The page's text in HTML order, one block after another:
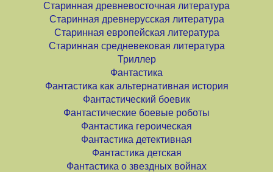
Старинная древневосточная литература
Старинная древнерусская литература
Старинная европейская литература
Старинная средневековая литература
Триллер
Фантастика
Фантастика как альтернативная история
Фантастический боевик
Фантастические боевые роботы
Фантастика героическая
Фантастика детективная
Фантастика детская
Фантастика о звездных войнах